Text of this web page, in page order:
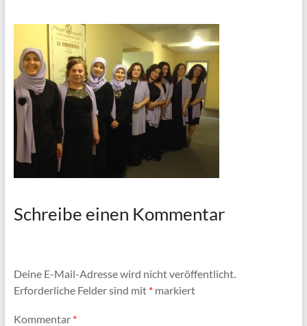
Schreibe einen Kommentar
Deine E-Mail-Adresse wird nicht veröffentlicht.
Erforderliche Felder sind mit *markiert
Kommentar *